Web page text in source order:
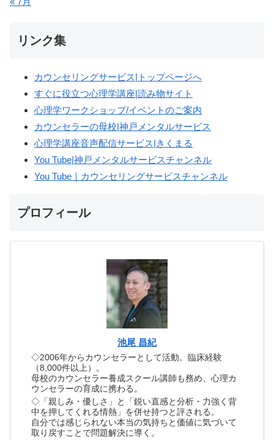
リンク集
カウンセリングサービス|トップページへ
すぐに役立つ心理学講座|読み物サイト
心理学ワークショップ/イベントのご案内
カウンセラーの母校|神戸メンタルサービス
心理学講座音声配信サービス|きくまる
You Tube|神戸メンタルサービスチャンネル
You Tube｜カウンセリングサービスチャンネル
プロフィール
池尾 昌紀
◇2006年からカウンセラーとして活動。臨床経験
（8,000件以上）。
母校のカウンセラー養成スクール講師も務め、心理カ
ウンセラーの育成に携わる。
◇「親しみ・優しさ」と「鋭い直感と分析・力強く背
中を押してくれる情熱」を併せ持つと評される。
自分では感じられない本当の気持ちと価値に気づいて
取り戻すことで問題解決に導く。